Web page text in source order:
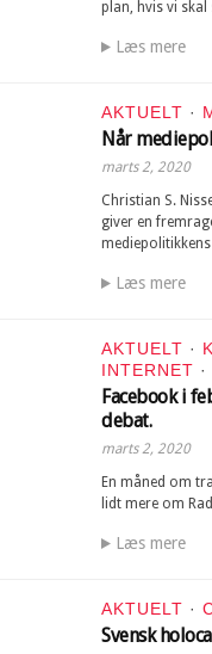
plan, hvis vi
Læs mere
AKTUELT ·
Når
marts 2, 2020
Christian S.
giver en
Læs mere
AKTUELT ·
INTERNET ·
Facebook i
debat.
marts 2, 2020
En måned om
lidt mere om
Læs mere
AKTUELT ·
Svensk